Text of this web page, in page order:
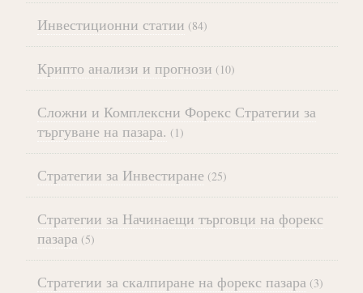
Инвестиционни статии (84)
Крипто анализи и прогнози (10)
Сложни и Комплексни Форекс Стратегии за
търгуване на пазара. (1)
Стратегии за Инвестиране (25)
Стратегии за Начинаещи търговци на форекс
пазара (5)
Стратегии за скалпиране на форекс пазара (3)